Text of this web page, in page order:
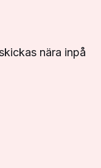
nära inpå